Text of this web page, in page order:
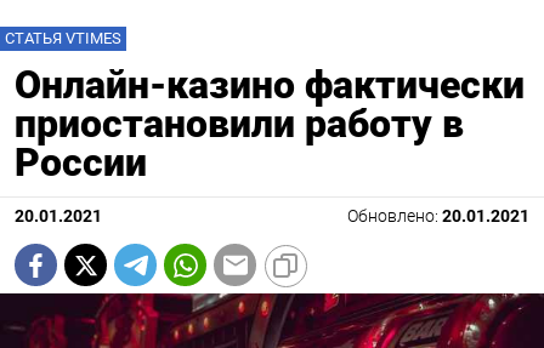
СТАТЬЯ VTIMES
Онлайн-казино фактически
приостановили работу в
России
20.01.2021 Обновлено: 20.01.2021